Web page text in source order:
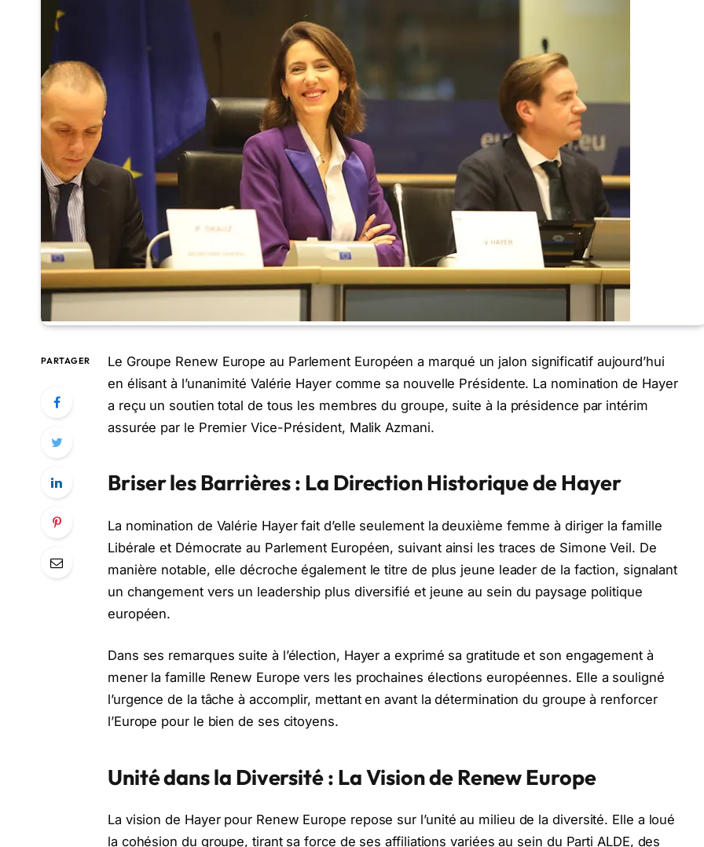
PARTAGER
Le Groupe Renew Europe au Parlement Européen a marqué un jalon significatif aujourd’hui
en élisant à l’unanimité Valérie Hayer comme sa nouvelle Présidente. La nomination de Hayer
a reçu un soutien total de tous les membres du groupe, suite à la présidence par intérim
assurée par le Premier Vice-Président, Malik Azmani.
Briser les Barrières : La Direction Historique de Hayer
La nomination de Valérie Hayer fait d’elle seulement la deuxième femme à diriger la famille
Libérale et Démocrate au Parlement Européen, suivant ainsi les traces de Simone Veil. De
manière notable, elle décroche également le titre de plus jeune leader de la faction, signalant
un changement vers un leadership plus diversifié et jeune au sein du paysage politique
européen.
Dans ses remarques suite à l’élection, Hayer a exprimé sa gratitude et son engagement à
mener la famille Renew Europe vers les prochaines élections européennes. Elle a souligné
l’urgence de la tâche à accomplir, mettant en avant la détermination du groupe à renforcer
l’Europe pour le bien de ses citoyens.
Unité dans la Diversité : La Vision de Renew Europe
La vision de Hayer pour Renew Europe repose sur l’unité au milieu de la diversité. Elle a loué
la cohésion du groupe, tirant sa force de ses affiliations variées au sein du Parti ALDE, des